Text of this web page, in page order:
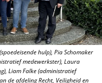
hulp), Pia Schomaker
medewerkster), Laura
Liam Falke (administratief
de afdeling Recht, Veiligheid en